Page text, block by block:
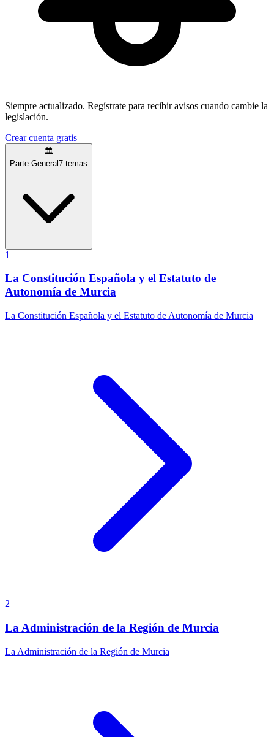
Siempre actualizado. Regístrate para recibir avisos cuando cambie la
legislación.
Crear cuenta gratis
🏛️
Parte General7 temas
1
La Constitución Española y el Estatuto de
Autonomía de Murcia
La Constitución Española y el Estatuto de Autonomía de Murcia
2
La Administración de la Región de Murcia
La Administración de la Región de Murcia